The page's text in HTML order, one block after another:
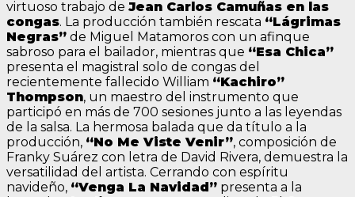
virtuoso trabajo de Jean Carlos Camuñas en las
congas. La producción también rescata “Lágrimas
Negras” de Miguel Matamoros con un afinque
sabroso para el bailador, mientras que “Esa Chica”
presenta el magistral solo de congas del
recientemente fallecido William “Kachiro”
Thompson, un maestro del instrumento que
participó en más de 700 sesiones junto a las leyendas
de la salsa. La hermosa balada que da título a la
producción, “No Me Viste Venir”, composición de
Franky Suárez con letra de David Rivera, demuestra la
versatilidad del artista. Cerrando con espíritu
navideño, “Venga La Navidad” presenta a la